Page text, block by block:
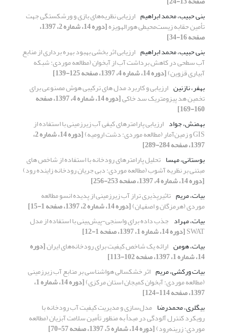
بنی حبیب، محمد ابراهیم ارزیابی نظریه‌های ‌بازی و ورشکستگی جهت
تأمین حقابه‌ زیست‌محیطی هورالهویزه [دوره 14، شماره 2، 1397،
صفحه 16-34]
بنی حبیب، محمد ابراهیم ارزیابی اثر بخشی بهبود بهره برداری از منابع
آب سطحی در کاهش برداشت آب از آبخوان (مطالعه موردی: شبکه
آبیاری قزوین)[دوره 14، شماره 4، 1397، صفحه 125-139]
بهفر، نازنین ارزیابی و کاربرد مدل های ترکیبی هوش مصنوعی برای
تخمین هد پیزومتریک سد خاکی [دوره 14، شماره 4، 1397، صفحه
160-169]
بهمنش، جواد ارزیابی پارامترهای کیفی آب زیرزمینی با استفاده از
GIS و زمین‌آمار (مطالعه موردی: دشت ارومیه) [دوره 14، شماره 2،
1397، صفحه 284-289]
بوستانی، مهسا تحلیل پارامترهای رودخانه با استفاده از شاخص های
مبتنی بر نظریه آشوب (مطالعه موردی: دبی جریان رودخانه زاینده رود)
[دوره 14، شماره 4، 1397، صفحه 253-256]
بیات، مریم تاثیرپذیری تراز آب زیرزمینی از پدیده انسو مطالعه
موردی (هرمزگان و اصفهان)[دوره 14، شماره 2، 1397، صفحه 1-15]
بیات، مهراد جذب داده برای واسنجی-پیش‌بینی با استفاده از مدل
SWAT[دوره 14، شماره 1، 1397، صفحه 1-12]
بیات، هومن ارائه یک شاخص کیفیت برای رودخانه‌های ایران[دوره
14، شماره 1، 1397، صفحه 102-113]
بیات ورکشی، مریم اثر خشکسالی هواشناسی بر منابع آب زیرزمینی
(مطالعه موردی: آبخوان کمیجان استان مرکزی) [دوره 14، شماره 1،
1397، صفحه 114-124]
بیگلری، محمدرضا مدل‌سازی و مدیریت کیفیت آب رودخانه با
رویکرد کنترل آلودگی در مبدأ به منظور تأمین سلامت آبزیان (مطالعه
موردی: زرینه‌رود)[دوره 14، شماره 5، 1397، صفحه 57-70]